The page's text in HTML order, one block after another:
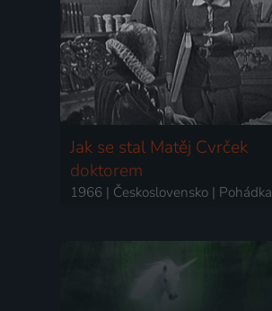
Jak se stal Matěj Cvrček
doktorem
1966 | Československo | Pohádka